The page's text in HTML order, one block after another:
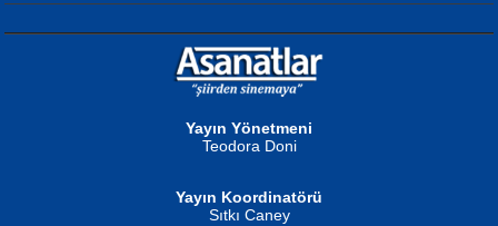
NURAN KÖSE BAYDAR
Ben Deniz Değilim ki...
Yayın Yönetmeni
Teodora Doni
Yayın Koordinatörü
Sıtkı Caney